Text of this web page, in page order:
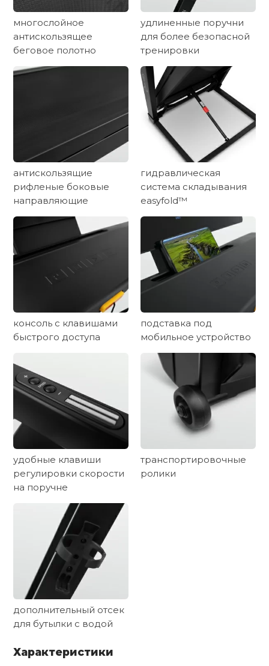
многослойное
антискользящее
беговое полотно
удлиненные поручни
для более безопасной
тренировки
антискользящие
рифленые боковые
направляющие
гидравлическая
система складывания
easyfold™
консоль с клавишами
быстрого доступа
подставка под
мобильное устройство
удобные клавиши
регулировки скорости
на поручне
транспортировочные
ролики
дополнительный отсек
для бутылки с водой
Характеристики